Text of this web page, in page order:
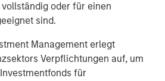
oder für einen
sind.
Management erlegt
Verpflichtungen auf, um
für